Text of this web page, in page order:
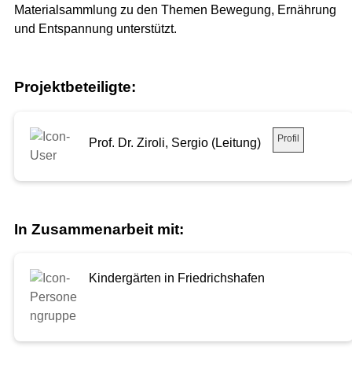
Materialsammlung zu den Themen Bewegung, Ernährung
und Entspannung unterstützt.
Projektbeteiligte:
Prof. Dr. Ziroli, Sergio (Leitung) Profil
In Zusammenarbeit mit:
Kindergärten in Friedrichshafen